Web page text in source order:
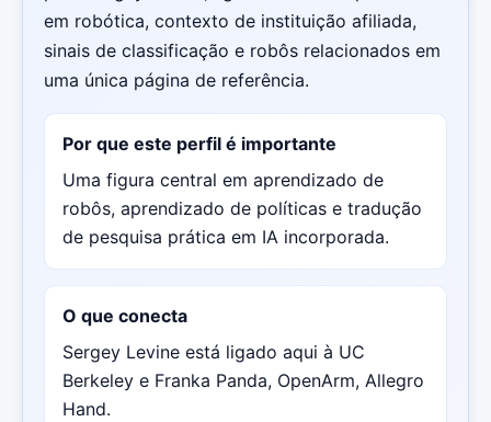
em robótica, contexto de instituição afiliada,
sinais de classificação e robôs relacionados em
uma única página de referência.
Por que este perfil é importante
Uma figura central em aprendizado de
robôs, aprendizado de políticas e tradução
de pesquisa prática em IA incorporada.
O que conecta
Sergey Levine está ligado aqui à UC
Berkeley e Franka Panda, OpenArm, Allegro
Hand.